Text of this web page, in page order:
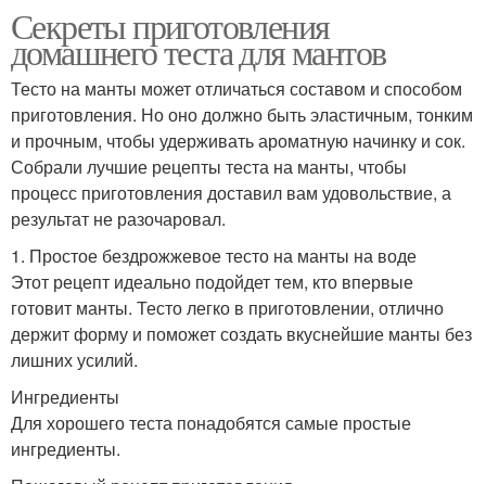
Секреты приготовления
домашнего теста для мантов
Тесто на манты может отличаться составом и способом
приготовления. Но оно должно быть эластичным, тонким
и прочным, чтобы удерживать ароматную начинку и сок.
Собрали лучшие рецепты теста на манты, чтобы
процесс приготовления доставил вам удовольствие, а
результат не разочаровал.
1. Простое бездрожжевое тесто на манты на воде
Этот рецепт идеально подойдет тем, кто впервые
готовит манты. Тесто легко в приготовлении, отлично
держит форму и поможет создать вкуснейшие манты без
лишних усилий.
Ингредиенты
Для хорошего теста понадобятся самые простые
ингредиенты.